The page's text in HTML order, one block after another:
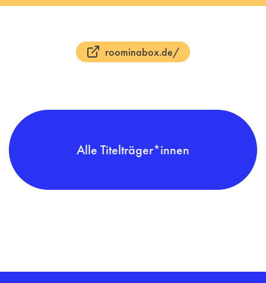
roominabox.de/
Alle Titelträger*innen